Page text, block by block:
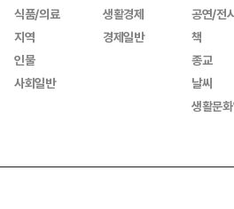
식품/의료
지역
인물
사회일반
생활경제
경제일반
공연/전
책
종교
날씨
생활문